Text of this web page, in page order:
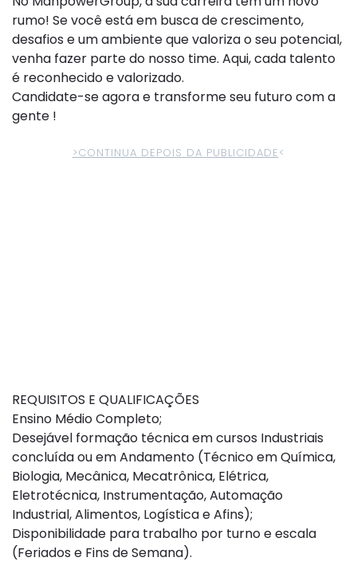
rumo! Se você está em busca de crescimento,
desafios e um ambiente que valoriza o seu potencial,
venha fazer parte do nosso time. Aqui, cada talento
é reconhecido e valorizado.
Candidate-se agora e transforme seu futuro com a
gente !
>CONTINUA DEPOIS DA PUBLICIDADE<
REQUISITOS E QUALIFICAÇÕES
Ensino Médio Completo;​
Desejável formação técnica em cursos Industriais
concluída ou em Andamento (Técnico em Química,
Biologia, Mecânica, Mecatrônica, Elétrica,
Eletrotécnica, Instrumentação, Automação
Industrial, Alimentos, Logística e Afins);​
Disponibilidade para trabalho por turno e escala
(Feriados e Fins de Semana).